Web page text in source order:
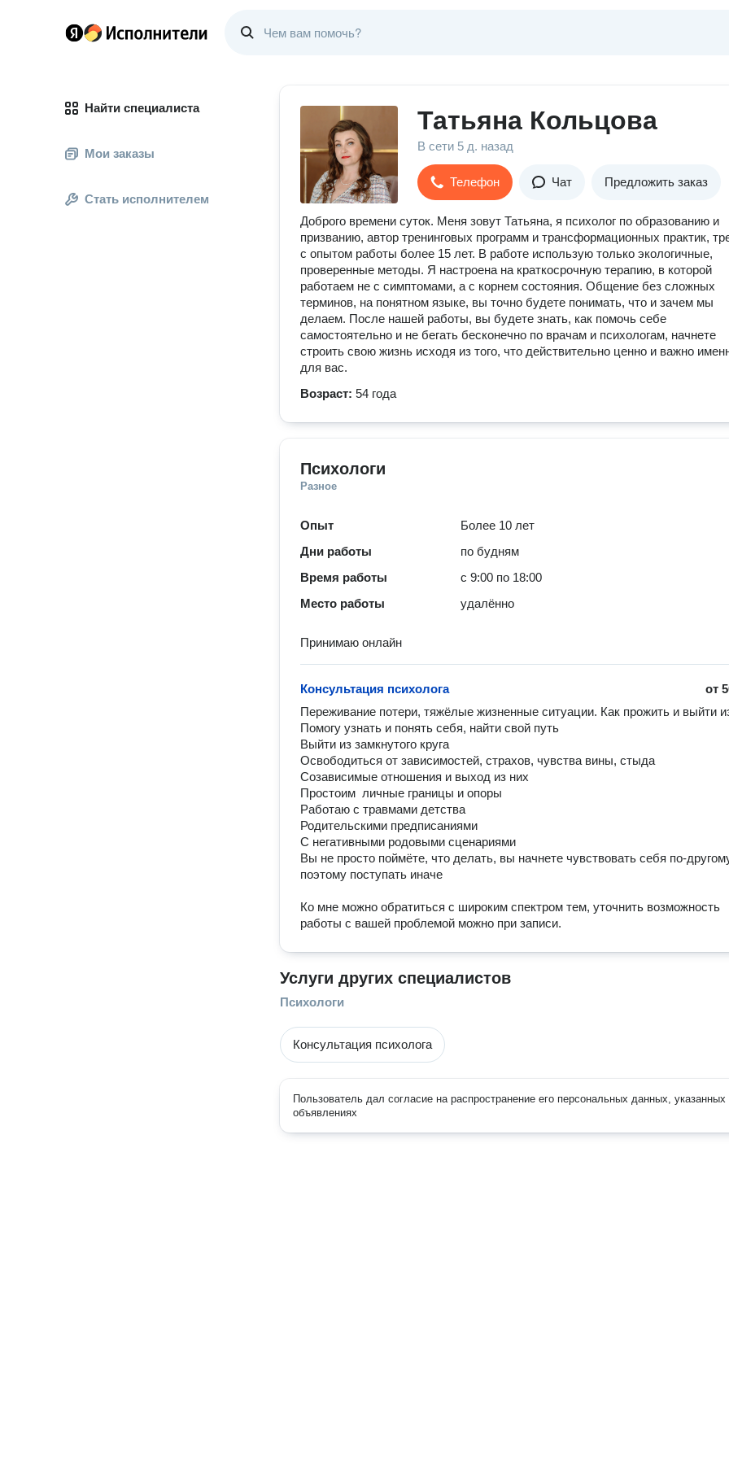
Найти специалиста
Мои заказы
Стать исполнителем
Татьяна Кольцова
В сети 5 д. назад
Телефон Чат Предложить заказ
Доброго времени суток. Меня зовут Татьяна, я психолог по образованию и
призванию, автор тренинговых программ и трансформационных практик,
с опытом работы более 15 лет. В работе использую только экологичные,
проверенные методы. Я настроена на краткосрочную терапию, в которой
работаем не с симптомами, а с корнем состояния. Общение без сложных
терминов, на понятном языке, вы точно будете понимать, что и зачем мы
делаем. После нашей работы, вы будете знать, как помочь себе
самостоятельно и не бегать бесконечно по врачам и психологам, начнете
строить свою жизнь исходя из того, что действительно ценно и важно
для вас.
Возраст: 54 года
Психологи
Разное
Опыт
Более 10 лет
Дни работы
по будням
Время работы
с 9:00 по 18:00
Место работы
удалённо
Принимаю онлайн
от
Консультация психолога
Переживание потери, тяжёлые жизненные ситуации. Как прожить и выйти
Помогу узнать и понять себя, найти свой путь
Выйти из замкнутого круга
Освободиться от зависимостей, страхов, чувства вины, стыда
Созависимые отношения и выход из них
Простоим  личные границы и опоры
Работаю с травмами детства
Родительскими предписаниями
С негативными родовыми сценариями
Вы не просто поймёте, что делать, вы начнете чувствовать себя по-
поэтому поступать иначе
Ко мне можно обратиться с широким спектром тем, уточнить возможность
работы с вашей проблемой можно при записи.
Услуги других специалистов
Психологи
Консультация психолога
Пользователь дал согласие на распространение его персональных данных, указанных
объявлениях